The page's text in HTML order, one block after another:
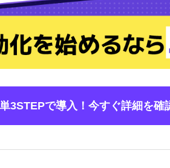
3STEPで導入！今すぐ詳細を確